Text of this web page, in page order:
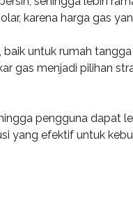
karena harga gas
untuk rumah
gas menjadi pilihan
pengguna dapat
yang efektif untuk